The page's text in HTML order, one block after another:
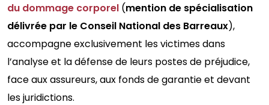
du dommage corporel (mention de spécialisation
délivrée par le Conseil National des Barreaux),
accompagne exclusivement les victimes dans
l’analyse et la défense de leurs postes de préjudice,
face aux assureurs, aux fonds de garantie et devant
les juridictions.